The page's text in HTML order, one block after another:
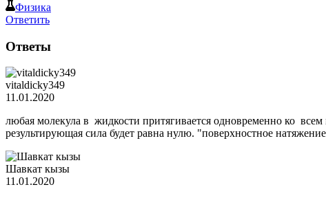
Физика
Ответить
Ответы
vitaldicky349
11.01.2020
любая молекула в жидкости притягивается одновременно ко
результирующая сила будет равна нулю. "поверхностное
Шавкат кызы
11.01.2020